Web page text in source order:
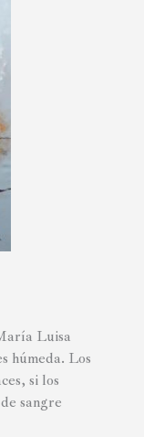
Luisa
húmeda. Los
si los
sangre